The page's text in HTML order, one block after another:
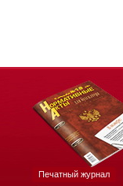
Печатный журнал